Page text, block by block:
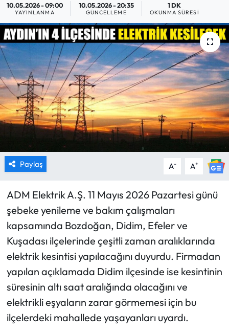
10.05.2026 - 09:00
YAYINLANMA
10.05.2026 - 20:35
GÜNCELLEME
1 DK
OKUNMA SÜRESI
Paylaş A- A+
ADM Elektrik A.Ş. 11 Mayıs 2026 Pazartesi günü
şebeke yenileme ve bakım çalışmaları
kapsamında Bozdoğan, Didim, Efeler ve
Kuşadası ilçelerinde çeşitli zaman aralıklarında
elektrik kesintisi yapılacağını duyurdu. Firmadan
yapılan açıklamada Didim ilçesinde ise kesintinin
süresinin altı saat aralığında olacağını ve
elektrikli eşyaların zarar görmemesi için bu
ilçelerdeki mahallede yaşayanları uyardı.
SPOR
TARIM
TURİZM
YAŞAM
RESMİ İLANLAR